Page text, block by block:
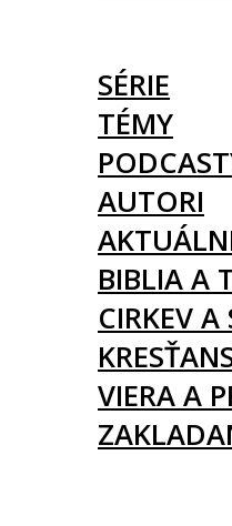
SÉRIE
TÉMY
AUTORI
BIBLIA A
CIRKEV
VIERA A